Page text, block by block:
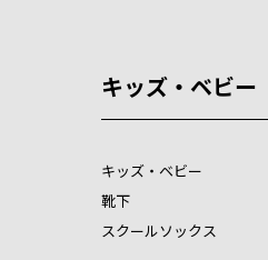
キッズ・ベビー
キッズ・ベビー
靴下
スクールソックス